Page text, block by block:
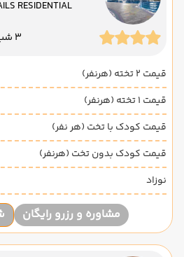
RESIDENTIAL
3 شب
قیمت 2 تخته (هرنفر)
قیمت 1 تخته (هرنفر)
قیمت کودک با تخت (هر نفر)
قیمت کودک بدون تخت (هرنفر)
نوزاد
مشاوره و رزرو رایگان